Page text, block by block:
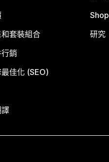
套裝組合
銷
佳化 (SEO)
研究